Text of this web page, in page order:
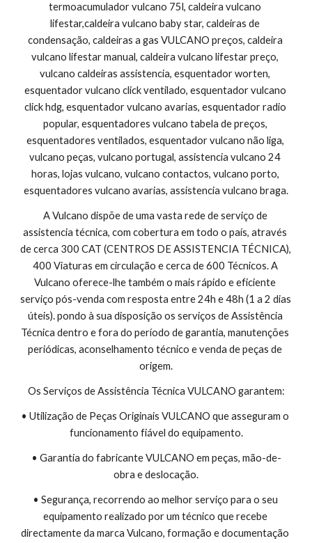
termoacumulador vulcano 75l, caldeira vulcano
lifestar,caldeira vulcano baby star, caldeiras de
condensação, caldeiras a gas VULCANO preços, caldeira
vulcano lifestar manual, caldeira vulcano lifestar preço,
vulcano caldeiras assistencia, esquentador worten,
esquentador vulcano click ventilado, esquentador vulcano
click hdg, esquentador vulcano avarias, esquentador radio
popular, esquentadores vulcano tabela de preços,
esquentadores ventilados, esquentador vulcano não liga,
vulcano peças, vulcano portugal, assistencia vulcano 24
horas, lojas vulcano, vulcano contactos, vulcano porto,
esquentadores vulcano avarias, assistencia vulcano braga.
A Vulcano dispõe de uma vasta rede de serviço de
assistencia técnica, com cobertura em todo o país, através
de cerca 300 CAT (CENTROS DE ASSISTENCIA TÉCNICA),
400 Viaturas em circulação e cerca de 600 Técnicos. A
Vulcano oferece-lhe também o mais rápido e eficiente
serviço pós-venda com resposta entre 24h e 48h (1 a 2 dias
úteis). pondo à sua disposição os serviços de Assistência
Técnica dentro e fora do período de garantia, manutenções
periódicas, aconselhamento técnico e venda de peças de
origem.
Os Serviços de Assistência Técnica VULCANO garantem:
• Utilização de Peças Originais VULCANO que asseguram o
funcionamento fiável do equipamento.
• Garantia do fabricante VULCANO em peças, mão-de-
obra e deslocação.
• Segurança, recorrendo ao melhor serviço para o seu
equipamento realizado por um técnico que recebe
directamente da marca Vulcano, formação e documentação